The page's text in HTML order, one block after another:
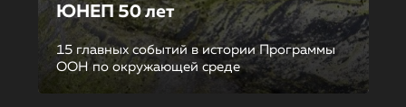
ЮНЕП 50 лет
15 главных событий в истории Программы
ООН по окружающей среде